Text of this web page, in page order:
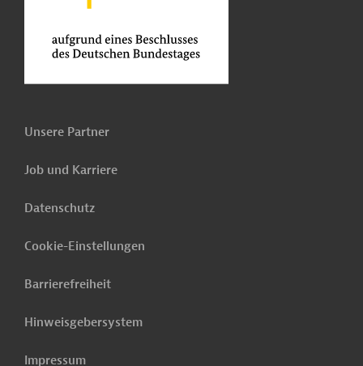
Unsere Partner
Job und Karriere
Datenschutz
Cookie-Einstellungen
Barrierefreiheit
Hinweisgebersystem
Impressum